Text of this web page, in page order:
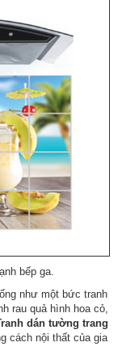
bếp ga.
như một bức tranh
rau quả hình hoa cỏ,
dán tường trang
cách nội thất của gia